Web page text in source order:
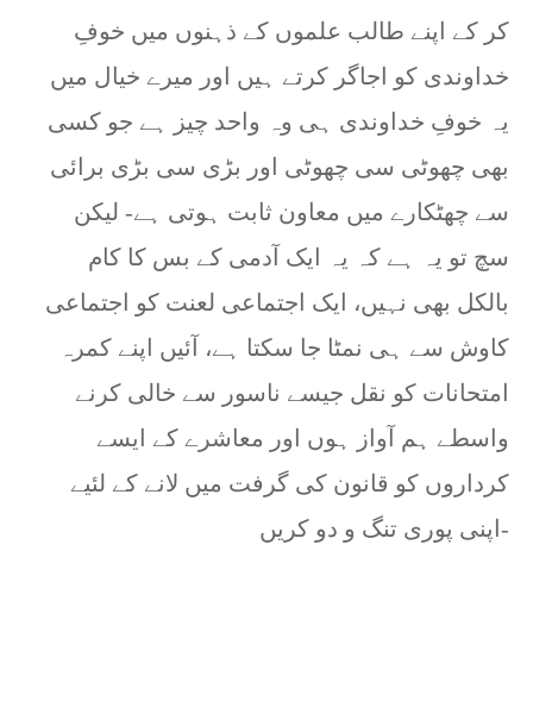
کر کے اپنے طالب علموں کے ذہنوں میں خوفِ
خداوندی کو اجاگر کرتے ہیں اور میرے خیال میں
یہ خوفِ خداوندی ہی وہ واحد چیز ہے جو کسی
بھی چھوٹی سی چھوٹی اور بڑی سی بڑی برائی
سے چھٹکارے میں معاون ثابت ہوتی ہے- لیکن
سچ تو یہ ہے کہ یہ ایک آدمی کے بس کا کام
بالکل بھی نہیں، ایک اجتماعی لعنت کو اجتماعی
کاوش سے ہی نمٹا جا سکتا ہے، آئیں اپنے کمرہ
امتحانات کو نقل جیسے ناسور سے خالی کرنے
واسطے ہم آواز ہوں اور معاشرے کے ایسے
کرداروں کو قانون کی گرفت میں لانے کے لئیے
اپنی پوری تنگ و دو کریں-